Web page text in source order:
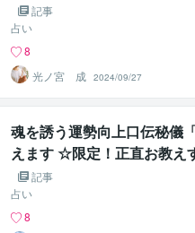
記事
占い
8
光ノ宮 成 2024/09/27
魂を誘う運勢向上口伝秘儀
えます ☆限定！正直お教え
う力の秘儀です・・☆
記事
占い
8